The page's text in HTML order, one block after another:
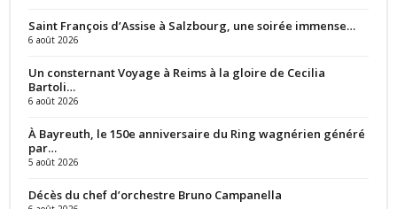
Saint François d’Assise à Salzbourg, une soirée immense…
6 août 2026
Un consternant Voyage à Reims à la gloire de Cecilia
Bartoli…
6 août 2026
À Bayreuth, le 150e anniversaire du Ring wagnérien généré
par…
5 août 2026
Décès du chef d’orchestre Bruno Campanella